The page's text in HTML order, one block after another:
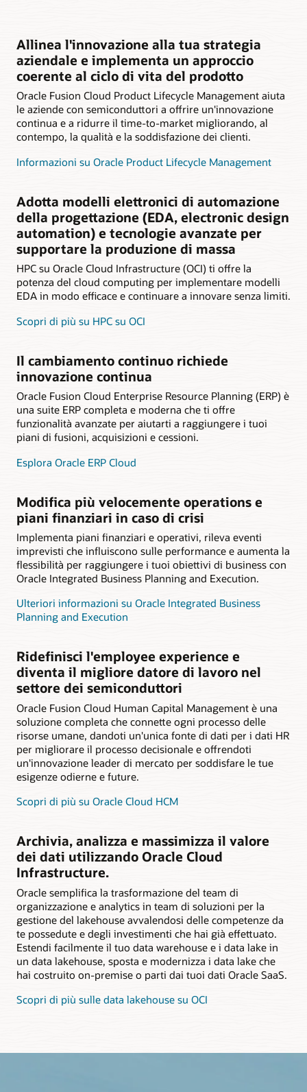
Allinea l'innovazione alla tua strategia
aziendale e implementa un approccio
coerente al ciclo di vita del prodotto
Oracle Fusion Cloud Product Lifecycle Management aiuta
le aziende con semiconduttori a offrire un'innovazione
continua e a ridurre il time-to-market migliorando, al
contempo, la qualità e la soddisfazione dei clienti.
Informazioni su Oracle Product Lifecycle Management
Adotta modelli elettronici di automazione
della progettazione (EDA, electronic design
automation) e tecnologie avanzate per
supportare la produzione di massa
HPC su Oracle Cloud Infrastructure (OCI) ti offre la
potenza del cloud computing per implementare modelli
EDA in modo efficace e continuare a innovare senza limiti.
Scopri di più su HPC su OCI
Il cambiamento continuo richiede
innovazione continua
Oracle Fusion Cloud Enterprise Resource Planning (ERP) è
una suite ERP completa e moderna che ti offre
funzionalità avanzate per aiutarti a raggiungere i tuoi
piani di fusioni, acquisizioni e cessioni.
Esplora Oracle ERP Cloud
Modifica più velocemente operations e
piani finanziari in caso di crisi
Implementa piani finanziari e operativi, rileva eventi
imprevisti che influiscono sulle performance e aumenta la
flessibilità per raggiungere i tuoi obiettivi di business con
Oracle Integrated Business Planning and Execution.
Ulteriori informazioni su Oracle Integrated Business
Planning and Execution
Ridefinisci l'employee experience e
diventa il migliore datore di lavoro nel
settore dei semiconduttori
Oracle Fusion Cloud Human Capital Management è una
soluzione completa che connette ogni processo delle
risorse umane, dandoti un'unica fonte di dati per i dati HR
per migliorare il processo decisionale e offrendoti
un'innovazione leader di mercato per soddisfare le tue
esigenze odierne e future.
Scopri di più su Oracle Cloud HCM
Archivia, analizza e massimizza il valore
dei dati utilizzando Oracle Cloud
Infrastructure.
Oracle semplifica la trasformazione del team di
organizzazione e analytics in team di soluzioni per la
gestione del lakehouse avvalendosi delle competenze da
te possedute e degli investimenti che hai già effettuato.
Estendi facilmente il tuo data warehouse e i data lake in
un data lakehouse, sposta e modernizza i data lake che
hai costruito on-premise o parti dai tuoi dati Oracle SaaS.
Scopri di più sulle data lakehouse su OCI